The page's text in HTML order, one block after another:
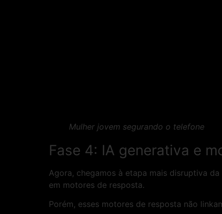
Mulher jovem segurando o telefone
Fase 4: IA generativa e
Agora, chegamos à etapa mais disruptiva
em motores de resposta.
Porém, esses motores de resposta não